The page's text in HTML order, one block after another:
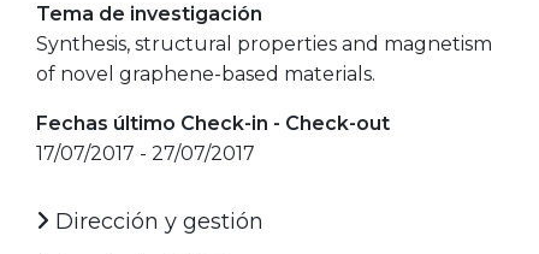
Tema de investigación
Synthesis, structural properties and magnetism
of novel graphene-based materials.
Fechas último Check-in - Check-out
17/07/2017 - 27/07/2017
Dirección y gestión